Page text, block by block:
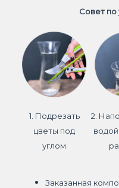
Совет по
1. Подрезать
цветы под
углом
2.
Заказанная